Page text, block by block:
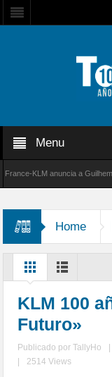
Menu
KLM anuncia a Guilhem
Home
KLM 100
Futuro»
Publicado porTallyHo
2514 Views